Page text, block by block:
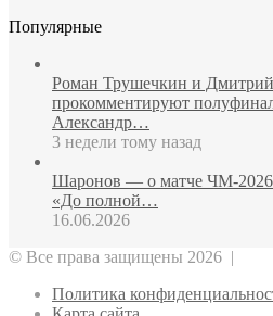
Популярные
Роман Трушечкин и
прокомментируют
Александр…
3 недели тому назад
Шаронов — о матче
«До полной…
16.06.2026
© Все права защищены 2026 |
Политика